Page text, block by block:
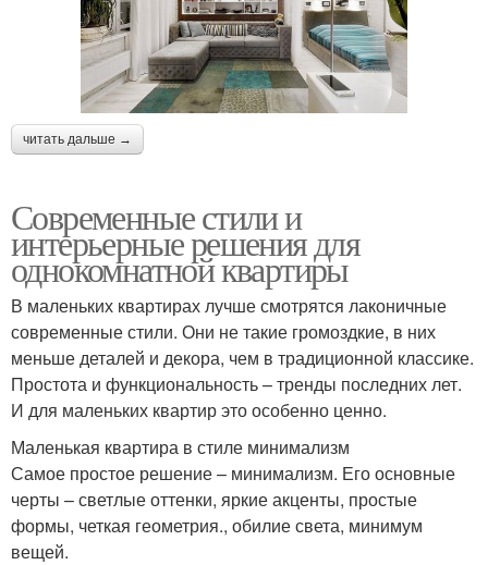
читать дальше →
Современные стили и
интерьерные решения для
однокомнатной квартиры
В маленьких квартирах лучше смотрятся лаконичные
современные стили. Они не такие громоздкие, в них
меньше деталей и декора, чем в традиционной классике.
Простота и функциональность – тренды последних лет.
И для маленьких квартир это особенно ценно.
Маленькая квартира в стиле минимализм
Самое простое решение – минимализм. Его основные
черты – светлые оттенки, яркие акценты, простые
формы, четкая геометрия., обилие света, минимум
вещей.